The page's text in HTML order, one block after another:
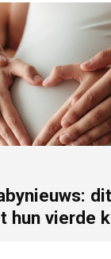
hun vierde